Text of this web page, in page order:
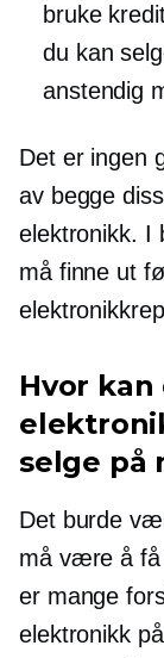
bruke
du kan
anstendig
Det er ingen
av begge
elektronikk. I
må finne ut
Hvor
selge på
Det burde
må være å få
er mange
elektronikk